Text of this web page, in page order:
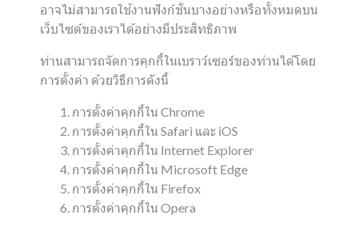
อาจไม่สามารถใช้งานฟังก์ชั่นบางอย่างหรือทั้งหมดบน
เว็บไซต์ของเราได้อย่างมีประสิทธิภาพ
ท่านสามารถจัดการคุกกี้ในเบราว์เซอร์ของท่านได้โดย
การตั้งค่า ด้วยวิธีการดังนี้
การตั้งค่าคุกกี้ใน Chrome
การตั้งค่าคุกกี้ใน Safari และ iOS
การตั้งค่าคุกกี้ใน Internet Explorer
การตั้งค่าคุกกี้ใน Microsoft Edge
การตั้งค่าคุกกี้ใน Firefox
การตั้งค่าคุกกี้ใน Opera